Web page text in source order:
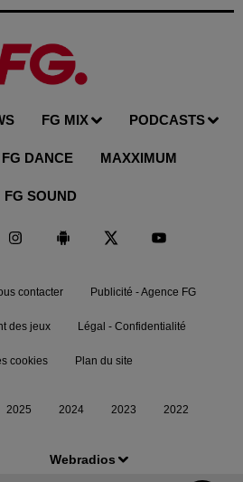
Webradios
FG MIX PODCASTS
FG DANCE MAXXIMUM
FG SOUND
contacter Publicité - Agence FG
des jeux Légal - Confidentialité
cookies Plan du site
2025 2024 2023 2022